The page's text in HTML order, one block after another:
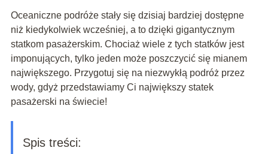
Oceaniczne podróże stały się dzisiaj bardziej dostępne
niż kiedykolwiek wcześniej, a to dzięki gigantycznym
statkom pasażerskim. Chociaż wiele z tych statków jest
imponujących, tylko jeden może poszczycić się mianem
największego. Przygotuj się na niezwykłą podróż przez
wody, gdyż przedstawiamy Ci największy statek
pasażerski na świecie!
Spis treści: